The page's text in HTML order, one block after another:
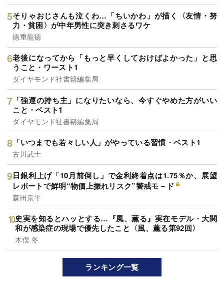
そりゃおじさんも泣くわ…「ちいかわ」が描く〈友情・努
力・貧困〉が中年男性に突き刺さるワケ
徳重龍徳
老後になってから「もっと早くしておけばよかった」と思
うこと・ワースト1
ダイヤモンド社書籍編集局
「強運の持ち主」になりたいなら、今すぐやめた方がいい
こと・ベスト1
ダイヤモンド社書籍編集局
「いつまでも若々しい人」がやっている習慣・ベスト1
古川武士
日銀利上げ「10月前倒し」で金利終着点は1.75％か、展望
レポートで鮮明“物価上振れリスク”警戒モ－ド
森田京平
史実を知るとハッとする…『風、薫る』実在モデル・大関
和が感染症の現場で優先したこと〈風、薫る第92回〉
木俣 冬
ランキング一覧